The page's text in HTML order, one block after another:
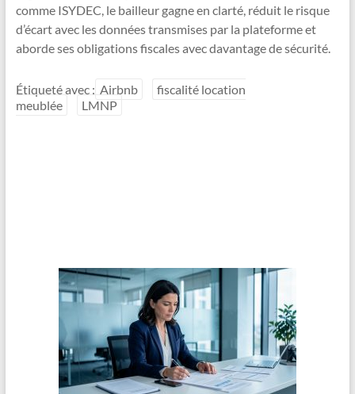
comme ISYDEC, le bailleur gagne en clarté, réduit le risque
d’écart avec les données transmises par la plateforme et
aborde ses obligations fiscales avec davantage de sécurité.
Étiqueté avec : Airbnb
fiscalité location
meublée
LMNP